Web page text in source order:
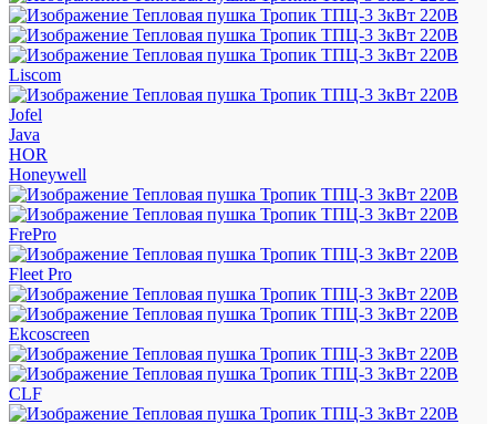
Liscom
Jofel
Java
HOR
Honeywell
FrePro
Fleet Pro
Ekcoscreen
CLF